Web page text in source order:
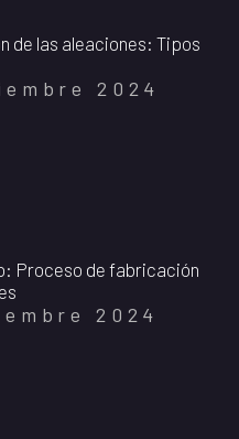
de las aleaciones: Tipos
2024
Proceso de fabricación
2024